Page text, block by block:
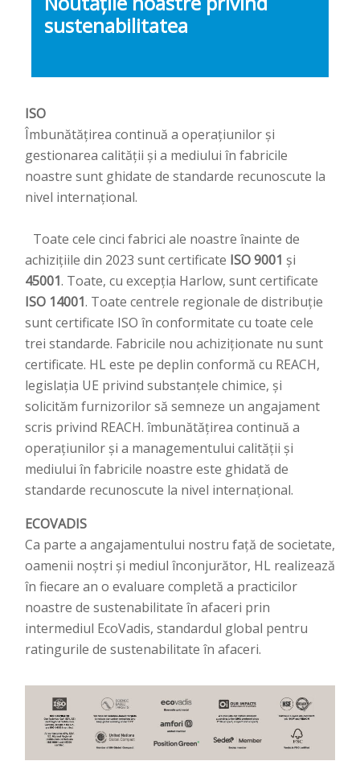
sustenabilitatea
ISO​
Îmbunătățirea continuă a operațiunilor și
gestionarea calității și a mediului în fabricile
noastre sunt ghidate de standarde recunoscute la
nivel internațional.
Toate cele cinci fabrici ale noastre înainte de
achizițiile din 2023 sunt certificate ISO 9001 și
45001. Toate, cu excepția Harlow, sunt certificate
ISO 14001. Toate centrele regionale de distribuție
sunt certificate ISO în conformitate cu toate cele
trei standarde. Fabricile nou achiziționate nu sunt
certificate. HL este pe deplin conformă cu REACH,
legislația UE privind substanțele chimice, și
solicităm furnizorilor să semneze un angajament
scris privind REACH. îmbunătățirea continuă a
operațiunilor și a managementului calității și
mediului în fabricile noastre este ghidată de
standarde recunoscute la nivel internațional.
ECOVADIS
Ca parte a angajamentului nostru față de societate,
oamenii noștri și mediul înconjurător, HL realizează
în fiecare an o evaluare completă a practicilor
noastre de sustenabilitate în afaceri prin
intermediul EcoVadis, standardul global pentru
ratingurile de sustenabilitate în afaceri.